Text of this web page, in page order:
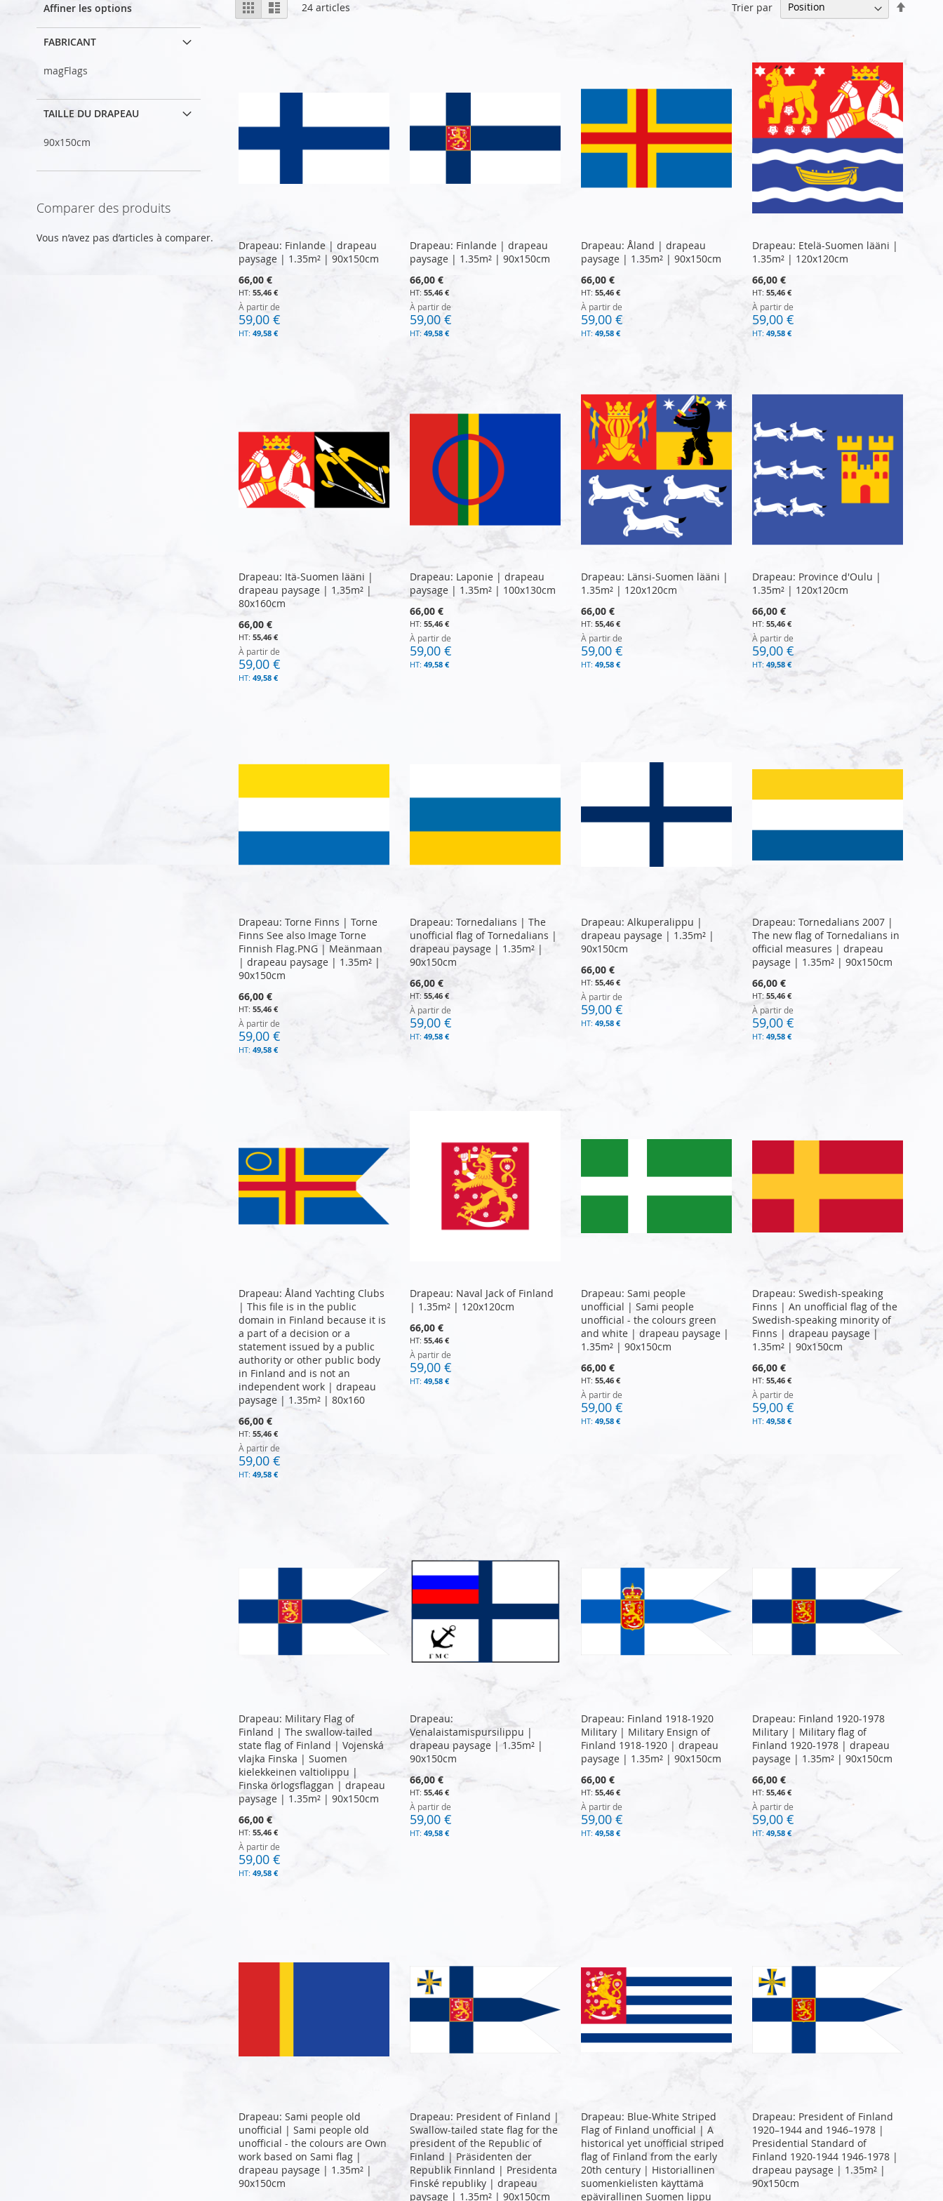
en
GrilleListe 24 articles Trier par
Drapeau: Finlande | drapeau
paysage | 1.35m² | 90x150cm
66,00 €
55,46 €
À partir de
59,00 €
49,58 €
Drapeau: Finlande | drapeau
paysage | 1.35m² | 90x150cm
66,00 €
55,46 €
À partir de
59,00 €
49,58 €
Drapeau: Åland | drapeau
paysage | 1.35m² | 90x150cm
66,00 €
55,46 €
À partir de
59,00 €
49,58 €
Drapeau: Etelä-Suomen lääni |
1.35m² | 120x120cm
66,00 €
55,46 €
À partir de
59,00 €
49,58 €
Drapeau: Itä-Suomen lääni |
drapeau paysage | 1.35m² |
80x160cm
66,00 €
55,46 €
À partir de
59,00 €
49,58 €
Drapeau: Laponie | drapeau
paysage | 1.35m² | 100x130cm
66,00 €
55,46 €
À partir de
59,00 €
49,58 €
Ajouter au panier
Drapeau: Länsi-Suomen lääni |
1.35m² | 120x120cm
66,00 €
55,46 €
À partir de
59,00 €
49,58 €
Ajouter au panier
Drapeau: Province d'Oulu |
1.35m² | 120x120cm
66,00 €
55,46 €
À partir de
59,00 €
49,58 €
Ajouter au panier
Drapeau: Torne Finns | Torne
Finns See also Image Torne
Finnish Flag.PNG | Meänmaan
| drapeau paysage | 1.35m² |
90x150cm
66,00 €
55,46 €
À partir de
59,00 €
49,58 €
Drapeau: Tornedalians | The
unofficial flag of Tornedalians |
drapeau paysage | 1.35m² |
90x150cm
66,00 €
55,46 €
À partir de
59,00 €
49,58 €
Drapeau: Alkuperalippu |
drapeau paysage | 1.35m² |
90x150cm
66,00 €
55,46 €
À partir de
59,00 €
49,58 €
Drapeau: Tornedalians 2007 |
The new flag of Tornedalians in
official measures | drapeau
paysage | 1.35m² | 90x150cm
66,00 €
55,46 €
À partir de
59,00 €
49,58 €
Drapeau: Åland Yachting Clubs
| This file is in the public
domain in Finland because it is
a part of a decision or a
statement issued by a public
authority or other public body
in Finland and is not an
independent work | drapeau
paysage | 1.35m² | 80x160
66,00 €
55,46 €
À partir de
59,00 €
49,58 €
Drapeau: Naval Jack of Finland
| 1.35m² | 120x120cm
66,00 €
55,46 €
À partir de
59,00 €
49,58 €
Drapeau: Sami people
unofficial | Sami people
unofficial - the colours green
and white | drapeau paysage |
1.35m² | 90x150cm
66,00 €
55,46 €
À partir de
59,00 €
49,58 €
Drapeau: Swedish-speaking
Finns | An unofficial flag of the
Swedish-speaking minority of
Finns | drapeau paysage |
1.35m² | 90x150cm
66,00 €
55,46 €
À partir de
59,00 €
49,58 €
Drapeau: Military Flag of
Finland | The swallow-tailed
state flag of Finland | Vojenská
vlajka Finska | Suomen
kielekkeinen valtiolippu |
Finska örlogsflaggan | drapeau
paysage | 1.35m² | 90x150cm
66,00 €
55,46 €
À partir de
59,00 €
49,58 €
Drapeau:
Venalaistamispursilippu |
drapeau paysage | 1.35m² |
90x150cm
66,00 €
55,46 €
À partir de
59,00 €
49,58 €
Drapeau: Finland 1918-1920
Military | Military Ensign of
Finland 1918-1920 | drapeau
paysage | 1.35m² | 90x150cm
66,00 €
55,46 €
À partir de
59,00 €
49,58 €
Drapeau: Finland 1920-1978
Military | Military flag of
Finland 1920-1978 | drapeau
paysage | 1.35m² | 90x150cm
66,00 €
55,46 €
À partir de
59,00 €
49,58 €
Drapeau: Sami people old
unofficial | Sami people old
unofficial - the colours are Own
work based on Sami flag |
drapeau paysage | 1.35m² |
90x150cm
Drapeau: President of Finland |
Swallow-tailed state flag for the
president of the Republic of
Finland | Präsidenten der
Republik Finnland | Presidenta
Finské republiky | drapeau
paysage | 1.35m² | 90x150cm
Drapeau: Blue-White Striped
Flag of Finland unofficial | A
historical yet unofficial striped
flag of Finland from the early
20th century | Historiallinen
suomenkielisten käyttämä
epävirallinen Suomen lippu
Drapeau: President of Finland
1920–1944 and 1946–1978 |
Presidential Standard of
Finland 1920-1944 1946-1978 |
drapeau paysage | 1.35m² |
90x150cm
Affiner les options
FABRICANT
magFlags
TAILLE DU DRAPEAU
90x150cm
Comparer des produits
Vous n’avez pas d’articles à comparer.